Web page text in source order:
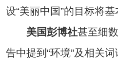
设“美丽中国”的目标将基
美国彭博社甚至细
告中提到“环境”及相关